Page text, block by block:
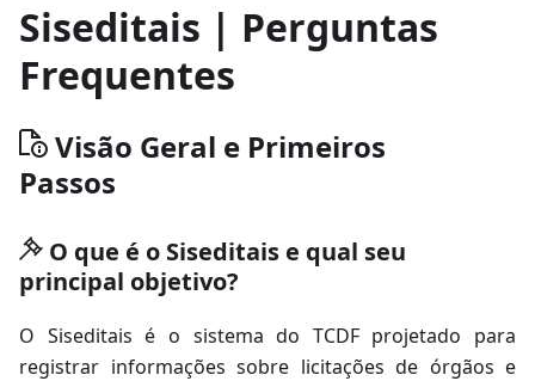
Siseditais | Perguntas
Frequentes
Visão Geral e Primeiros
Passos
O que é o Siseditais e qual seu
principal objetivo?
O Siseditais é o sistema do TCDF projetado para
registrar informações sobre licitações de órgãos e